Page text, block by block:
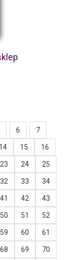
6 7
14 15 16
23 24 25
32 33 34
41 42 43
50 51 52
59 60 61
68 69 70